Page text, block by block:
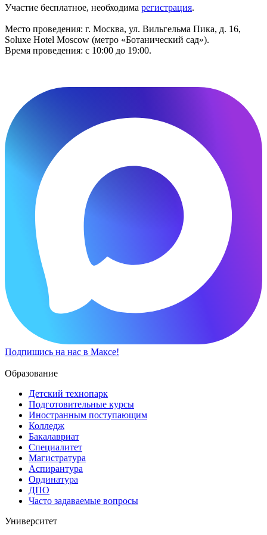
Участие бесплатное, необходима регистрация.
Место проведения: г. Москва, ул. Вильгельма Пика, д. 16,
Soluxe Hotel Moscow (метро «Ботанический сад»).
Время проведения: с 10:00 до 19:00.
Подпишись на нас в Максе!
Образование
Детский технопарк
Подготовительные курсы
Иностранным поступающим
Колледж
Бакалавриат
Специалитет
Магистратура
Аспирантура
Ординатура
ДПО
Часто задаваемые вопросы
Университет